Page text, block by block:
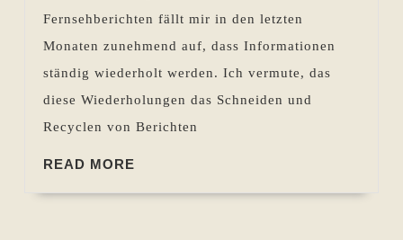
Fernsehberichten fällt mir in den letzten
Monaten zunehmend auf, dass Informationen
ständig wiederholt werden. Ich vermute, das
diese Wiederholungen das Schneiden und
Recyclen von Berichten
READ MORE